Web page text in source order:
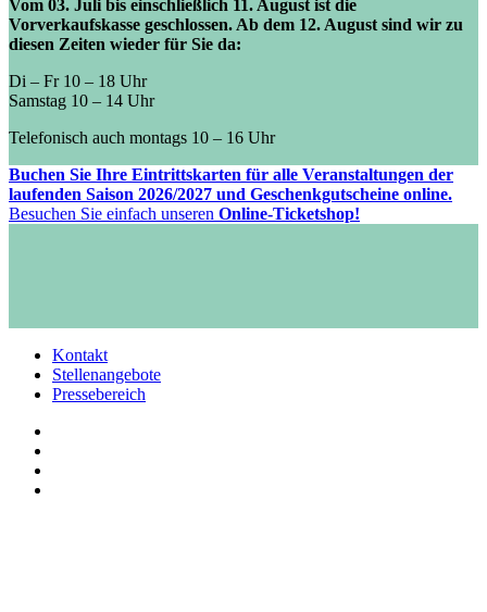
Vom 03. Juli bis einschließlich 11. August ist die
Vorverkaufskasse geschlossen. Ab dem 12. August sind wir zu
diesen Zeiten wieder für Sie da:
Di – Fr 10 – 18 Uhr
Samstag 10 – 14 Uhr
Telefonisch auch montags 10 – 16 Uhr
Buchen Sie Ihre Eintrittskarten für alle Veranstaltungen der
laufenden Saison 2026/2027 und Geschenkgutscheine online.
Besuchen Sie einfach unseren Online-Ticketshop!
Kontakt
Stellenangebote
Pressebereich